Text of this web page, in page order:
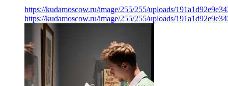
https://kudamoscow.ru/image/255/255/uploads/
https://kudamoscow.ru/image/255/255/uploads/